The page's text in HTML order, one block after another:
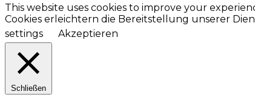
This website uses cookies to improve your
Cookies erleichtern die Bereitstellung unserer
settings
Akzeptieren
Schließen